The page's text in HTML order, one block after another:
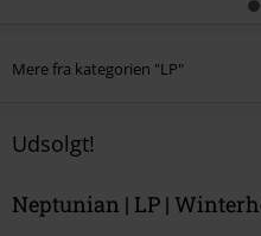
Mere fra kategorien "LP"
Udsolgt!
Neptunian | LP |